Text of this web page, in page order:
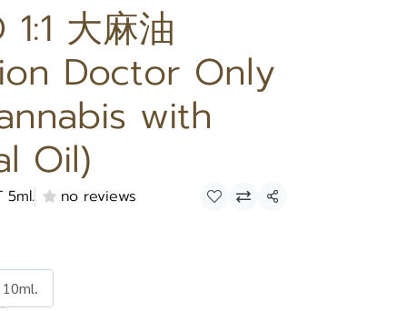
大麻油
Doctor Only
with
Oil)
5ml. no reviews Share